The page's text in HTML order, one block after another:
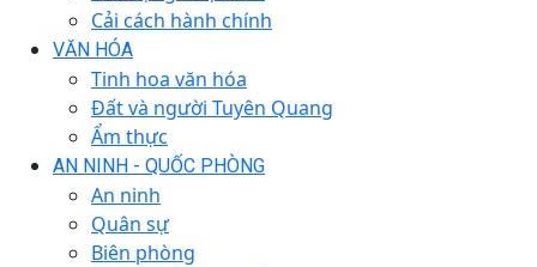
Cải cách hành chính
VĂN HÓA
Tinh hoa văn hóa
Đất và người Tuyên Quang
Ẩm thực
AN NINH - QUỐC PHÒNG
An ninh
Quân sự
Biên phòng